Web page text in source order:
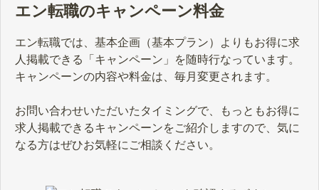
エン転職のキャンペーン料金
エン転職では、基本企画（基本プラン）よりもお得に求
人掲載できる「キャンペーン」を随時行なっています。
キャンペーンの内容や料金は、毎月変更されます。
お問い合わせいただいたタイミングで、もっともお得に
求人掲載できるキャンペーンをご紹介しますので、気に
なる方はぜひお気軽にご相談ください。